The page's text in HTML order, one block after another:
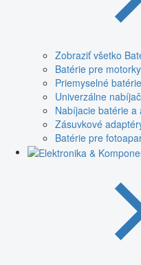
Zobraziť všetko
Batérie pre motorky
Priemyselné
Univerzálne
Nabíjacie batérie a
Zásuvkové
Batérie pre